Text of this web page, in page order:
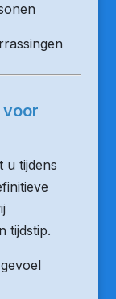
u tijdens
tijdstip.